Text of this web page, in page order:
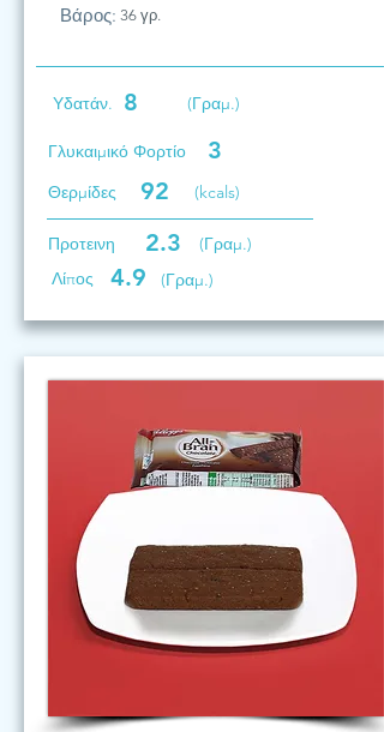
Βάρος: 36 γρ.
Υδατάν. 8 (Γραμ.)
Γλυκαιμικό Φορτίο 3
Θερμίδες 92 (kcals)
Προτεινη 2.3
(Γραμ.)
Λίπος
4.9 (Γραμ.)